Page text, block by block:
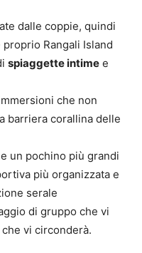
dalle coppie, quindi
Rangali Island
spiaggette intime e
che non
barriera corallina delle
un pochino più grandi
più organizzata e
serale
di gruppo che vi
vi circonderà.